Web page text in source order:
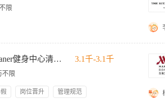
maintenance and proper equipment care to limit downtime;
report abnormalities immediately. 每日营业前检查泳池
健身房高效运营；确保每日结束时按流程闭店。 Talent
验(特别是奢华品牌的酒店)。 Have professional training in
通话或英语进行对话。 Having good communication skills.
for international luxury brands or affiliated five-star
能力和服务意识 3、能够适应早晚班轮班制度 4、具备团
限
客人到他们要去的地方或安排好的一些项目; 5.始终留意和
Fitness Center Cleaner健身中心清洁员 3.1千-3.1千
不限
岗位晋升
管理规范